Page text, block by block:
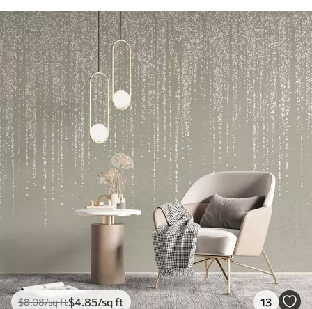
$8.08/sq ft$4 .85/sq ft 13